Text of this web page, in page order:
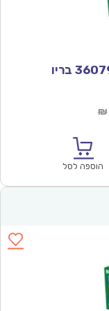
₪
הוספה לסל